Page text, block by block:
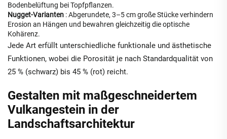
Bodenbelüftung bei Topfpflanzen.
Nugget-Varianten : Abgerundete, 3–5 cm große Stücke verhindern
Erosion an Hängen und bewahren gleichzeitig die optische
Kohärenz.
Jede Art erfüllt unterschiedliche funktionale und ästhetische
Funktionen, wobei die Porosität je nach Standardqualität von
25 % (schwarz) bis 45 % (rot) reicht.
Gestalten mit maßgeschneidertem
Vulkangestein in der
Landschaftsarchitektur